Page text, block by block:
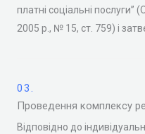
платні соціальні послуги”
2005 р., № 15, ст. 759) і
03.
Проведення комплексу
Відповідно до